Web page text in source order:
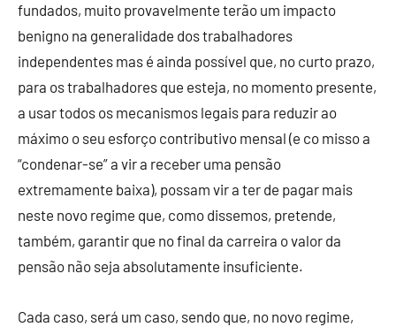
fundados, muito provavelmente terão um impacto
benigno na generalidade dos trabalhadores
independentes mas é ainda possível que, no curto prazo,
para os trabalhadores que esteja, no momento presente,
a usar todos os mecanismos legais para reduzir ao
máximo o seu esforço contributivo mensal (e co misso a
“condenar-se” a vir a receber uma pensão
extremamente baixa), possam vir a ter de pagar mais
neste novo regime que, como dissemos, pretende,
também, garantir que no final da carreira o valor da
pensão não seja absolutamente insuficiente.
Cada caso, será um caso, sendo que, no novo regime,